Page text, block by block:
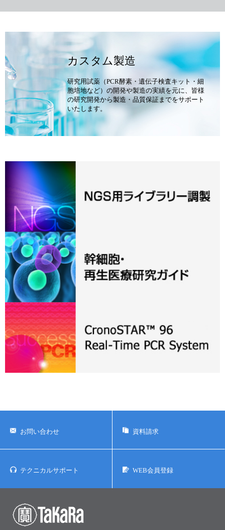
カスタム製造
研究用試薬（PCR酵素・遺伝子検査キット・細
胞培地など）の開発や製造の実績を元に、皆様
の研究開発から製造・品質保証までをサポート
いたします。
お問い合わせ 資料請求
テクニカルサポート WEB会員登録